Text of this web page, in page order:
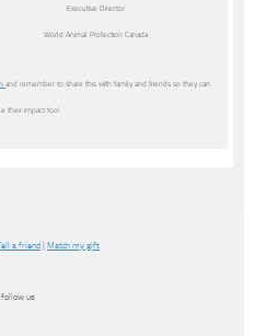
Executive Director
World Animal Protection Canada
and remember to share this with family and friends so they can
their impact too!
a friend Match my gift
follow us